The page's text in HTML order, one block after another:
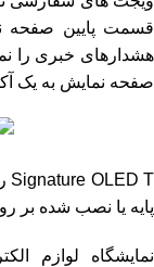
قسمت پایین صفحه
هشدارهای خبری را
صفحه نمایش به یک
Signature OLED T
پایه یا نصب شده بر
نمایشگاه لوازم